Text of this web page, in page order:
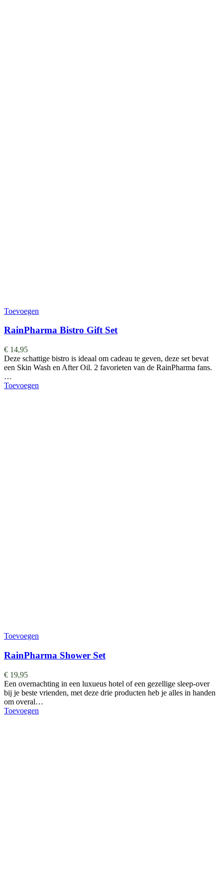
Toevoegen
RainPharma Bistro Gift Set
€ 14,95
Deze schattige bistro is ideaal om cadeau te geven, deze set bevat
een Skin Wash en After Oil. 2 favorieten van de RainPharma fans.
…
Toevoegen
Toevoegen
RainPharma Shower Set
€ 19,95
Een overnachting in een luxueus hotel of een gezellige sleep-over
bij je beste vrienden, met deze drie producten heb je alles in handen
om overal…
Toevoegen